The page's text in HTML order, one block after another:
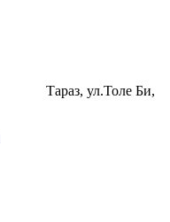
Тараз, ул.Толе Би,